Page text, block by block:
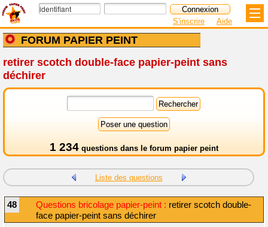
FORUM PAPIER PEINT
S'inscrire Aide
retirer scotch double-face papier-peint sans
déchirer
1 234 questions dans le forum papier peint
Liste des questions
48 Questions bricolage papier-peint : retirer scotch double-
face papier-peint sans déchirer